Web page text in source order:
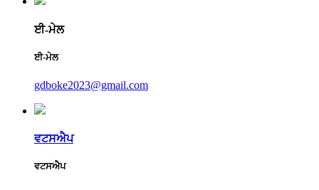
ਈ-ਮੇਲ
ਈ-ਮੇਲ
gdboke2023@gmail.com
ਵਟਸਐਪ
ਵਟਸਐਪ